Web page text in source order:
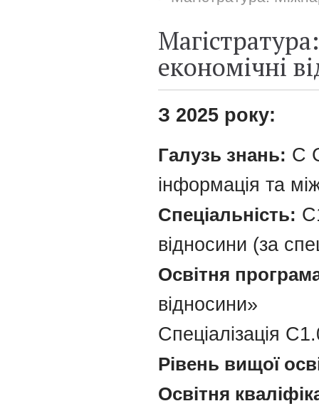
економічні
З 2025 року:
Галузь знань: С
інформація та
Спеціальність:
відносини (за
Освітня
відносини»
Спеціалізація
Рівень вищої
Освітня